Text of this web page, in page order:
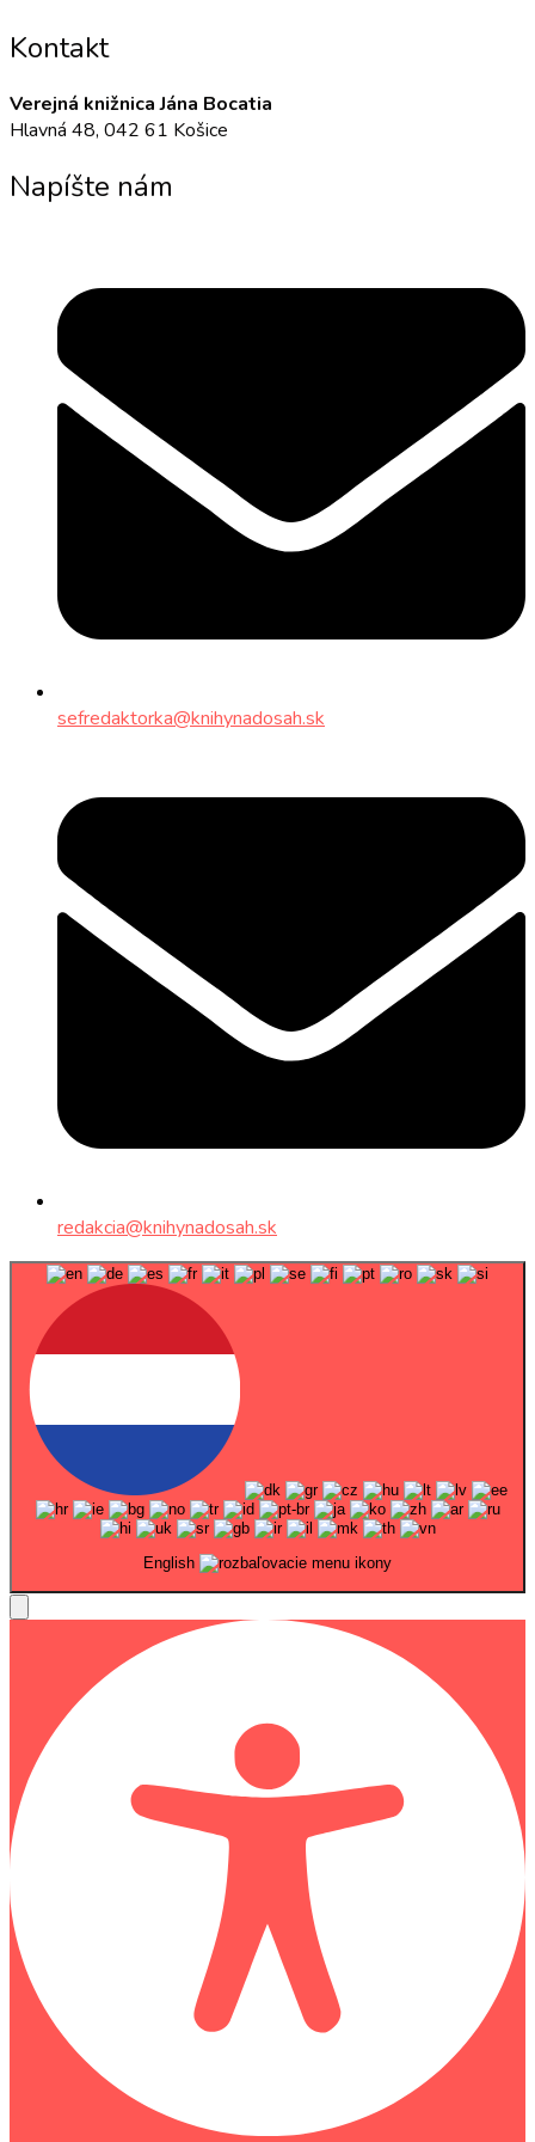
Kontakt
Verejná knižnica Jána Bocatia
Hlavná 48, 042 61 Košice
Napíšte nám
sefredaktorka@knihynadosah.sk
redakcia@knihynadosah.sk
English